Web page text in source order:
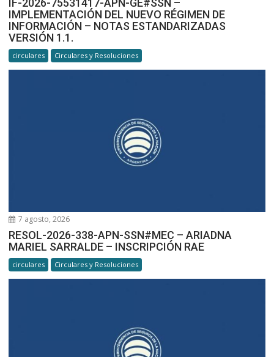
IF-2026-75531417-APN-GE#SSN –
IMPLEMENTACIÓN DEL NUEVO RÉGIMEN DE
INFORMACIÓN – NOTAS ESTANDARIZADAS
VERSIÓN 1.1.
circulares Circulares y Resoluciones
7 agosto, 2026
RESOL-2026-338-APN-SSN#MEC – ARIADNA
MARIEL SARRALDE – INSCRIPCIÓN RAE
circulares Circulares y Resoluciones